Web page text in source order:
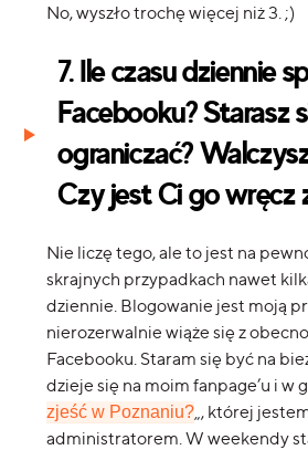
No, wyszło trochę więcej niż 3. ;)
7. Ile czasu dziennie
Facebooku? Starasz
ograniczać?
Czy jest Ci go wręcz
Nie liczę tego, ale to jest na
skrajnych przypadkach nawet
dziennie. Blogowanie jest moją
nierozerwalnie wiąże się z
Facebooku. Staram się być na
dzieje się na moim fanpage’u i w
zjeść w Poznaniu? „, której
administratorem. W weekendy